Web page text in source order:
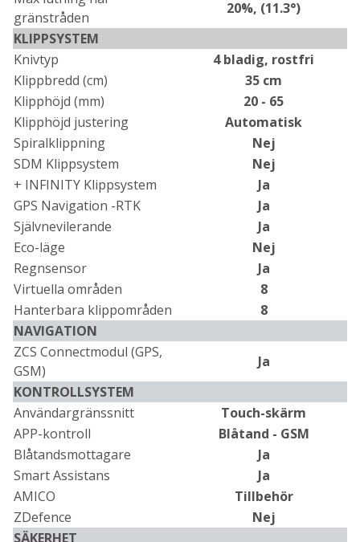
gränstråden
20%, (11.3°)
KLIPPSYSTEM
Knivtyp
4 bladig, rostfri
Klippbredd (cm)
35 cm
Klipphöjd (mm)
20 - 65
Klipphöjd justering
Automatisk
Spiralklippning
Nej
SDM Klippsystem
Nej
+ INFINITY Klippsystem
Ja
GPS Navigation -RTK
Ja
Självnevilerande
Ja
Eco-läge
Nej
Regnsensor
Ja
Virtuella områden
8
Hanterbara klippområden
8
NAVIGATION
ZCS Connectmodul (GPS,
GSM)
Ja
KONTROLLSYSTEM
Användargränssnitt
Touch-skärm
APP-kontroll
Blåtand - GSM
Blåtandsmottagare
Ja
Smart Assistans
Ja
AMICO
Tillbehör
ZDefence
Nej
SÄKERHET